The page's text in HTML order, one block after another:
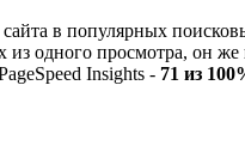
в популярных
одного просмотра, он же
Insights - 71 из